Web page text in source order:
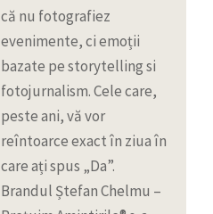
că nu fotografiez
evenimente, ci emoții
bazate pe storytelling si
fotojurnalism. Cele care,
peste ani, vă vor
reîntoarce exact în ziua în
care ați spus „Da”.
Brandul Ștefan Chelmu –